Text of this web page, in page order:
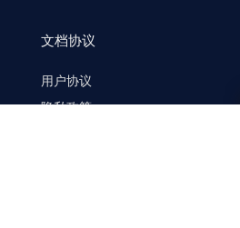
文档协议
用户协议
隐私政策